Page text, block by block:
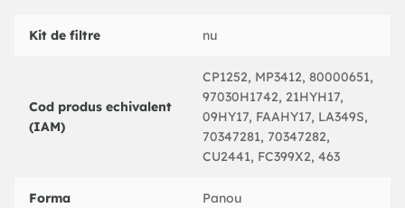
Kit de filtre nu
Cod produs echivalent
(IAM)
CP1252, MP3412, 80000651,
97030H1742, 21HYH17,
09HY17, FAAHY17, LA349S,
70347281, 70347282,
CU2441, FC399X2, 463
Forma Panou